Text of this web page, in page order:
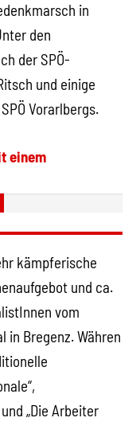
in
den
der SPÖ-
und einige
Vorarlbergs.
einem
kämpferische
und ca.
vom
in Bregenz. Währen
„Die Arbeiter